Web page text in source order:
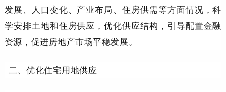
发展、人口变化、产业布局、住房供需等方面情况，科
学安排土地和住房供应，优化供应结构，引导配置金融
资源，促进房地产市场平稳发展。
二、优化住宅用地供应